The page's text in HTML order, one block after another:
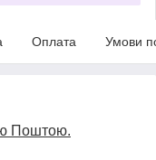
Оплата Умови
Поштою.